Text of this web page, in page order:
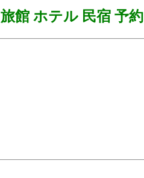
旅館 ホテル 民宿 予約